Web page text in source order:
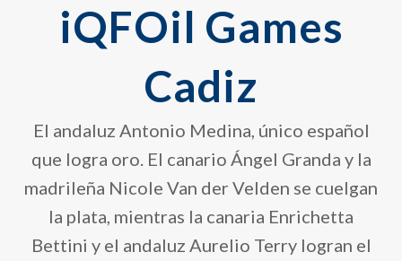
iQFOil Games
Cadiz
El andaluz Antonio Medina, único español
que logra oro. El canario Ángel Granda y la
madrileña Nicole Van der Velden se cuelgan
la plata, mientras la canaria Enrichetta
Bettini y el andaluz Aurelio Terry logran el